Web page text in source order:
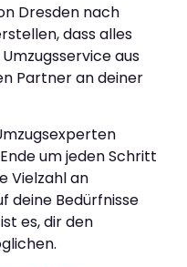
Dresden nach
dass alles
aus
Partner an deiner
um jeden Schritt
Vielzahl an
deine Bedürfnisse
es, dir den